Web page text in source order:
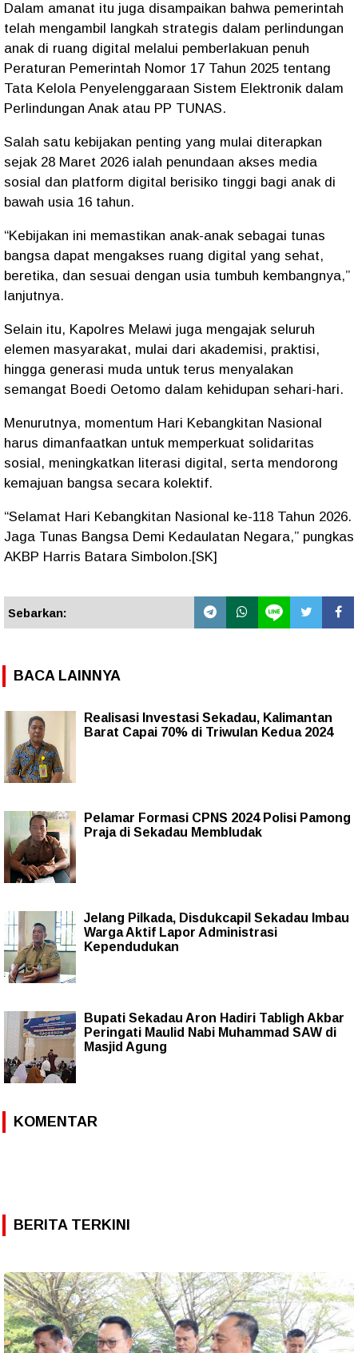
Dalam amanat itu juga disampaikan bahwa pemerintah
telah mengambil langkah strategis dalam perlindungan
anak di ruang digital melalui pemberlakuan penuh
Peraturan Pemerintah Nomor 17 Tahun 2025 tentang
Tata Kelola Penyelenggaraan Sistem Elektronik dalam
Perlindungan Anak atau PP TUNAS.
Salah satu kebijakan penting yang mulai diterapkan
sejak 28 Maret 2026 ialah penundaan akses media
sosial dan platform digital berisiko tinggi bagi anak di
bawah usia 16 tahun.
“Kebijakan ini memastikan anak-anak sebagai tunas
bangsa dapat mengakses ruang digital yang sehat,
beretika, dan sesuai dengan usia tumbuh kembangnya,”
lanjutnya.
Selain itu, Kapolres Melawi juga mengajak seluruh
elemen masyarakat, mulai dari akademisi, praktisi,
hingga generasi muda untuk terus menyalakan
semangat Boedi Oetomo dalam kehidupan sehari-hari.
Menurutnya, momentum Hari Kebangkitan Nasional
harus dimanfaatkan untuk memperkuat solidaritas
sosial, meningkatkan literasi digital, serta mendorong
kemajuan bangsa secara kolektif.
“Selamat Hari Kebangkitan Nasional ke-118 Tahun 2026.
Jaga Tunas Bangsa Demi Kedaulatan Negara,” pungkas
AKBP Harris Batara Simbolon.[SK]
Sebarkan:
BACA LAINNYA
Realisasi Investasi Sekadau, Kalimantan
Barat Capai 70% di Triwulan Kedua 2024
Pelamar Formasi CPNS 2024 Polisi Pamong
Praja di Sekadau Membludak
Jelang Pilkada, Disdukcapil Sekadau Imbau
Warga Aktif Lapor Administrasi
Kependudukan
Bupati Sekadau Aron Hadiri Tabligh Akbar
Peringati Maulid Nabi Muhammad SAW di
Masjid Agung
KOMENTAR
BERITA TERKINI